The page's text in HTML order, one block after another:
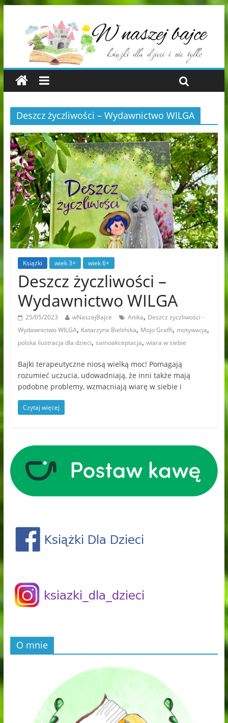
Deszcz życzliwości – Wydawnictwo WILGA
Książki wiek 3+ wiek 6+
Deszcz życzliwości –
Wydawnictwo WILGA
25/05/2023 wNaszejBajce Anika, Deszcz życzliwości -
Wydawnictwo WILGA, Katarzyna Bielińska, Mojo Graffi, motywacja,
polska ilustracja dla dzieci, samoakceptacja, wiara w siebie
Bajki terapeutyczne niosą wielką moc! Pomagają
rozumieć uczucia, udowadniają, że inni także mają
podobne problemy, wzmacniają wiarę w siebie i
Czytaj więcej
O mnie